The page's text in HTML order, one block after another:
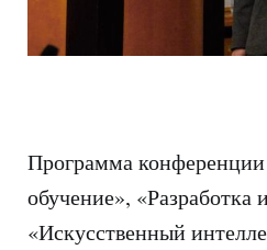
Программа
обучение», «Разработка
«Искусственный